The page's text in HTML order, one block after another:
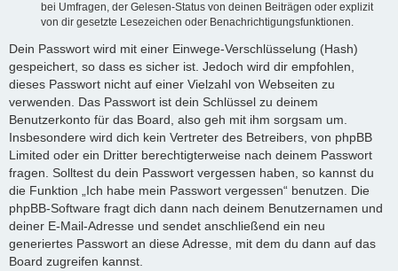
bei Umfragen, der Gelesen-Status von deinen Beiträgen oder explizit
von dir gesetzte Lesezeichen oder Benachrichtigungsfunktionen.
Dein Passwort wird mit einer Einwege-Verschlüsselung (Hash)
gespeichert, so dass es sicher ist. Jedoch wird dir empfohlen,
dieses Passwort nicht auf einer Vielzahl von Webseiten zu
verwenden. Das Passwort ist dein Schlüssel zu deinem
Benutzerkonto für das Board, also geh mit ihm sorgsam um.
Insbesondere wird dich kein Vertreter des Betreibers, von phpBB
Limited oder ein Dritter berechtigterweise nach deinem Passwort
fragen. Solltest du dein Passwort vergessen haben, so kannst du
die Funktion „Ich habe mein Passwort vergessen“ benutzen. Die
phpBB-Software fragt dich dann nach deinem Benutzernamen und
deiner E-Mail-Adresse und sendet anschließend ein neu
generiertes Passwort an diese Adresse, mit dem du dann auf das
Board zugreifen kannst.